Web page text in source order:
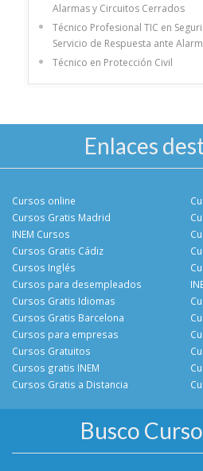
Alarmas y Circuitos Cerrados
Técnico Profesional TIC en
Servicio de Respuesta ante
Técnico en Protección Civil
Enlaces
Cursos online
Cursos Gratis Madrid
INEM Cursos
Cursos Gratis Cádiz
Cursos Inglés
Cursos para desempleados
Cursos Gratis Idiomas
Cursos Gratis Barcelona
Cursos para empresas
Cursos Gratuitos
Cursos gratis INEM
Cursos Gratis a Distancia
Busco